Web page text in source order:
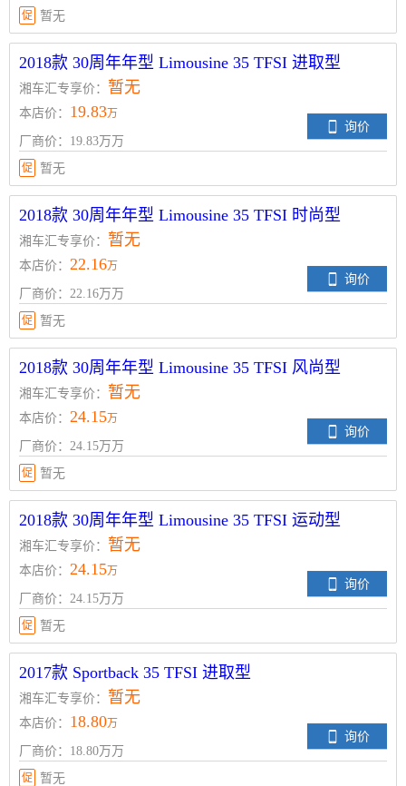
促 暂无
2018款 30周年年型 Limousine 35 TFSI 进取型
湘车汇专享价： 暂无
本店价： 19.83万
厂商价：19.83万万
询价
促 暂无
2018款 30周年年型 Limousine 35 TFSI 时尚型
湘车汇专享价： 暂无
本店价： 22.16万
厂商价：22.16万万
询价
促 暂无
2018款 30周年年型 Limousine 35 TFSI 风尚型
湘车汇专享价： 暂无
本店价： 24.15万
厂商价：24.15万万
询价
促 暂无
2018款 30周年年型 Limousine 35 TFSI 运动型
湘车汇专享价： 暂无
本店价： 24.15万
厂商价：24.15万万
询价
促 暂无
2017款 Sportback 35 TFSI 进取型
湘车汇专享价： 暂无
本店价： 18.80万
厂商价：18.80万万
询价
促 暂无